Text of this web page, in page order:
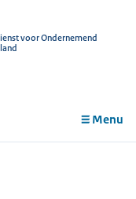
voor Ondernemend
Menu